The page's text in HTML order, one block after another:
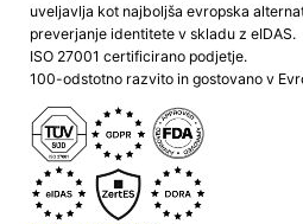
uveljavlja kot najboljša evropska
preverjanje identitete v skladu z eIDAS.
ISO 27001 certificirano podjetje.
100-odstotno razvito in gostovano v